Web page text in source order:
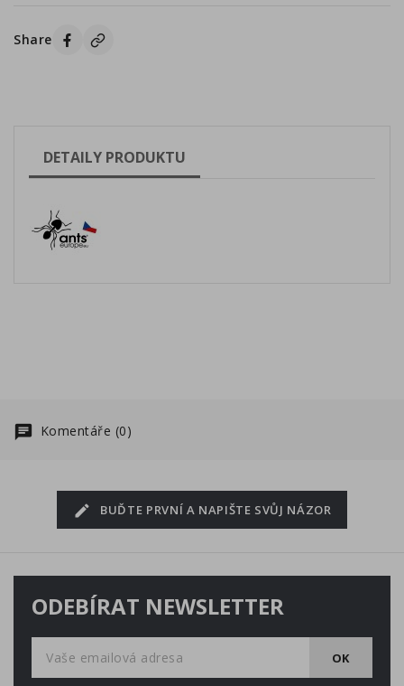
Share
DETAILY PRODUKTU
Komentáře (0)
BUĎTE PRVNÍ A NAPIŠTE SVŮJ NÁZOR
ODEBÍRAT NEWSLETTER